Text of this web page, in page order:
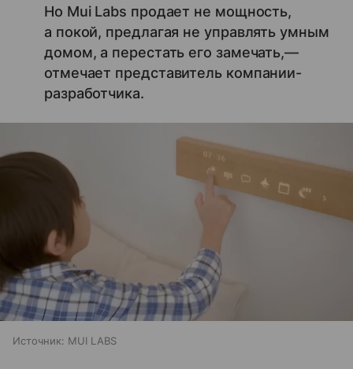
Но Mui Labs продает не мощность,
а покой, предлагая не управлять умным
домом, а перестать его замечать,—
отмечает представитель компании-
разработчика.
Источник: MUI LABS